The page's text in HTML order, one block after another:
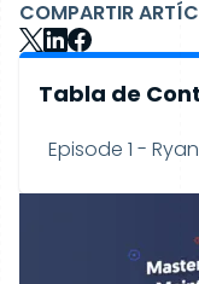
COMPARTIR
Tabla de
Episode 1 -